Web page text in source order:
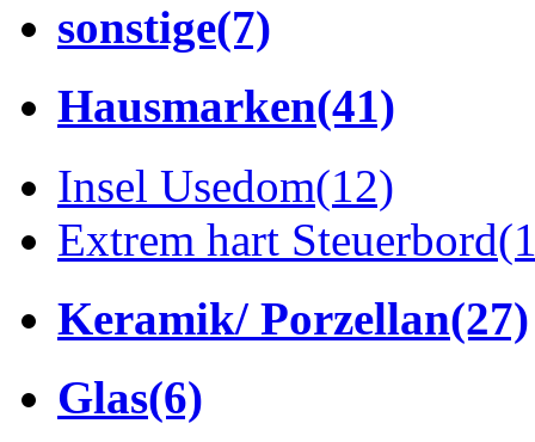
sonstige(7)
Hausmarken(41)
Insel Usedom(12)
Extrem hart Steuerbord
Keramik/ Porzellan(27)
Glas(6)